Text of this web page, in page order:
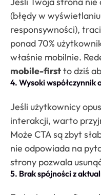
(błędy w
responsywności),
ponad 70%
właśnie mobilnie.
mobile-firstto dziś
4. Wysoki współczynnik
Jeśli użytkownicy
interakcji, warto
Może CTA są zbyt
nie odpowiada na
strony pozwala
5. Brak spójności z